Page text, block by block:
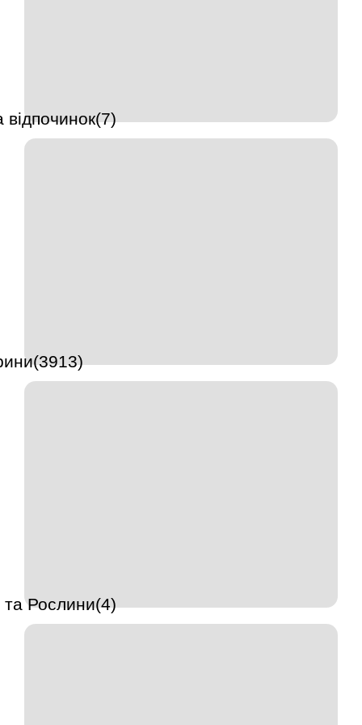
відпочинок(7)
Рослини(4)